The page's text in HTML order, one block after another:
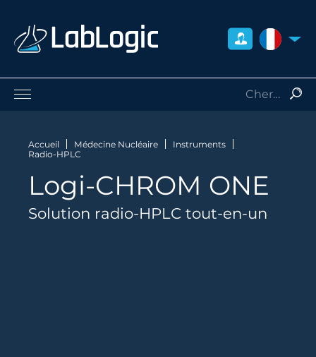
FRANCE
Médecine Nucléaire
Radio-Protection
Consommables
Services
Qui sommes-nous
Accueil Médecine Nucléaire
Instruments
Radio-HPLC
Logi-CHROM ONE
Solution radio-HPLC tout-en-un